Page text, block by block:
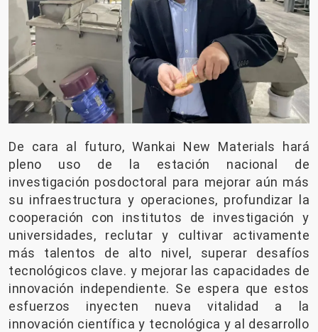
De cara al futuro, Wankai New Materials hará
pleno uso de la estación nacional de
investigación posdoctoral para mejorar aún más
su infraestructura y operaciones, profundizar la
cooperación con institutos de investigación y
universidades, reclutar y cultivar activamente
más talentos de alto nivel, superar desafíos
tecnológicos clave. y mejorar las capacidades de
innovación independiente. Se espera que estos
esfuerzos inyecten nueva vitalidad a la
innovación científica y tecnológica y al desarrollo